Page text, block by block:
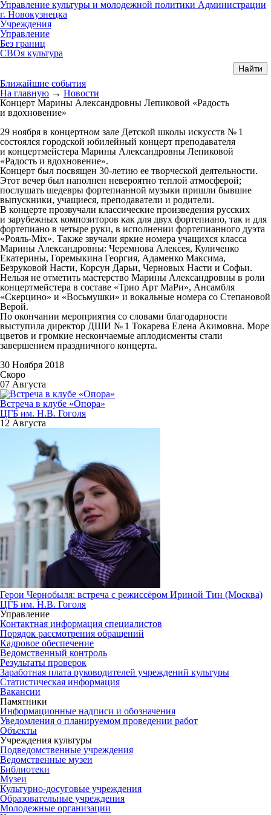
Управление культуры и молодежной политики Администрации
г. Новокузнецка
Учреждения
Управление
Без границ
СВОя культура
Ближайшие события
На главную → Новости
Концерт Марины Александровны Лепиковой «Радость
и вдохновение»
29 ноября в концертном зале Детской школы искусств № 1
состоялся городской юбилейный концерт преподавателя
и концертмейстера Марины Александровны Лепиковой
«Радость и вдохновение».
Концерт был посвящен 30-летию ее творческой деятельности.
Этот вечер был наполнен невероятно теплой атмосферой;
послушать шедевры фортепианной музыки пришли бывшие
выпускники, учащиеся, преподаватели и родители.
В концерте прозвучали классические произведения русских
и зарубежных композиторов как для двух фортепиано, так и для
фортепиано в четыре руки, в исполнении фортепианного дуэта
«Рояль-Mix». Также звучали яркие номера учащихся класса
Марины Александровны: Черемнова Алексея, Куличенко
Екатерины, Горемыкина Георгия, Адаменко Максима,
Безруковой Насти, Корсун Дарьи, Черновых Насти и Софьи.
Нельзя не отметить мастерство Марины Александровны в роли
концертмейстера в составе «Трио Арт МаРи», Ансамбля
«Скерцино» и «Восьмушки» и вокальные номера со Степановой
Верой.
По окончании мероприятия со словами благодарности
выступила директор ДШИ № 1 Токарева Елена Акимовна. Море
цветов и громкие нескончаемые аплодисменты стали
завершением праздничного концерта.
30 Ноября 2018
Скоро
07 Августа
Встреча в клубе «Опора»
ЦГБ им. Н.В. Гоголя
12 Августа
Герои Чернобыля: встреча с режиссёром Ириной Тин (Москва)
ЦГБ им. Н.В. Гоголя
Управление
Контактная информация специалистов
Порядок рассмотрения обращений
Кадровое обеспечение
Ведомственный контроль
Результаты проверок
Заработная плата руководителей учреждений культуры
Статистическая информация
Вакансии
Памятники
Информационные надписи и обозначения
Уведомления о планируемом проведении работ
Объекты
Учреждения культуры
Подведомственные учреждения
Ведомственные музеи
Библиотеки
Музеи
Культурно-досуговые учреждения
Образовательные учреждения
Молодежные организации